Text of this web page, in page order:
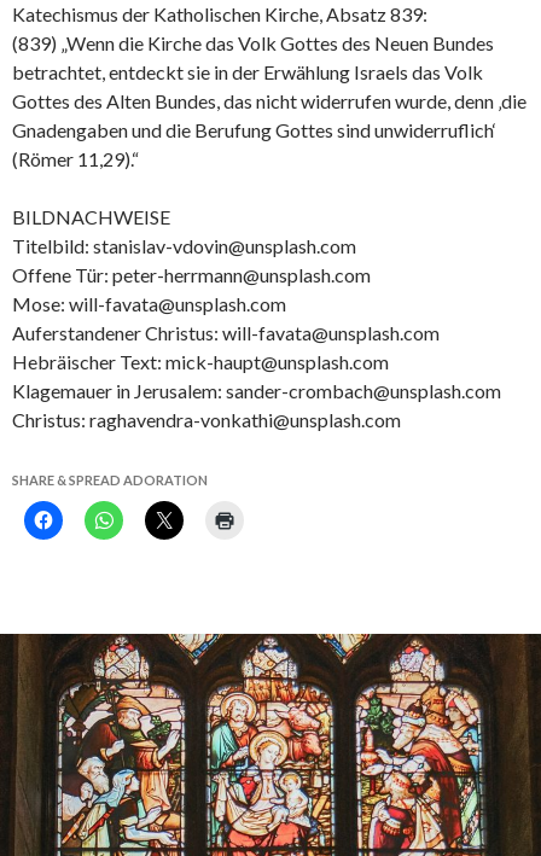
Katechismus der Katholischen Kirche, Absatz 839:
(839) „Wenn die Kirche das Volk Gottes des Neuen Bundes
betrachtet, entdeckt sie in der Erwählung Israels das Volk
Gottes des Alten Bundes, das nicht widerrufen wurde, denn ‚die
Gnadengaben und die Berufung Gottes sind unwiderruflich‘
(Römer 11,29).“
BILDNACHWEISE
Titelbild: stanislav-vdovin@unsplash.com
Offene Tür: peter-herrmann@unsplash.com
Mose: will-favata@unsplash.com
Auferstandener Christus: will-favata@unsplash.com
Hebräischer Text: mick-haupt@unsplash.com
Klagemauer in Jerusalem: sander-crombach@unsplash.com
Christus: raghavendra-vonkathi@unsplash.com
SHARE & SPREAD ADORATION